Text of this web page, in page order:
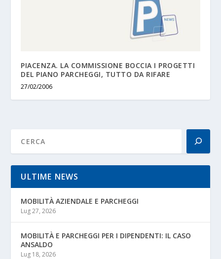
PIACENZA. LA COMMISSIONE BOCCIA I PROGETTI
DEL PIANO PARCHEGGI, TUTTO DA RIFARE
27/02/2006
ULTIME NEWS
MOBILITÀ AZIENDALE E PARCHEGGI
Lug 27, 2026
MOBILITÀ E PARCHEGGI PER I DIPENDENTI: IL CASO
ANSALDO
Lug 18, 2026